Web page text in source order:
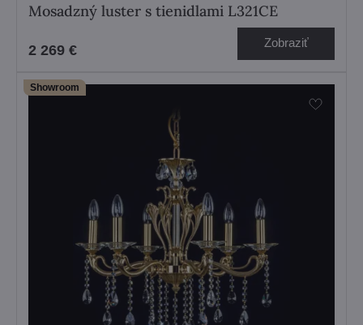
Mosadzný luster s tienidlami L321CE
2 269 € Zobraziť
Showroom